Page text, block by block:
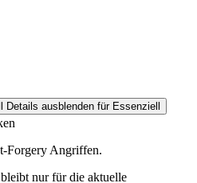
Details ausblenden für Essenziell
Forgery Angriffen.
nur für die aktuelle